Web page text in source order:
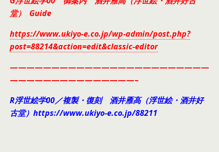
堂） Guide
https://www.ukiyo-e.co.jp/wp-admin/post.php?
post=88214&action=edit&classic-editor
————————————————————————
———————————————–
R浮世絵学00／複製・復刻 酒井雁高（浮世絵・酒井好
古堂）https://www.ukiyo-e.co.jp/88211